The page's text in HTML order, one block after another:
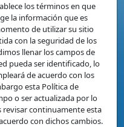
los términos en que
la información que es
de utilizar su sitio
con la seguridad de los
llenar los campos de
pueda ser identificado, lo
de acuerdo con los
esta Política de
o ser actualizada por lo
continuamente esta
con dichos cambios.